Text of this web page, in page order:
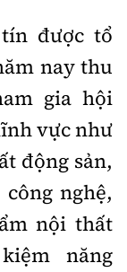
được tổ
nay thu
gia hội
vực như
động sản,
nghệ,
nội thất
năng